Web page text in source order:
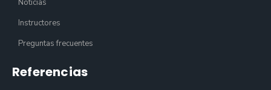
Noticias
Instructores
Preguntas frecuentes
Referencias